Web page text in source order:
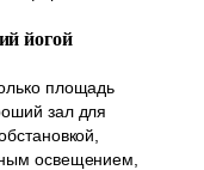
йогой
площадь
зал для
освещением,